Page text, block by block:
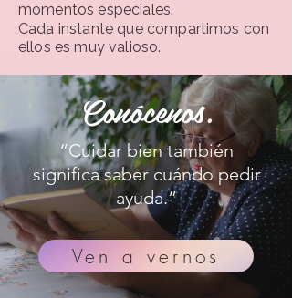
momentos especiales.
Cada instante que compartimos con
ellos es muy valioso.
Conócenos.
“Cuidar bien también
significa saber cuándo pedir
ayuda.”
Ven a vernos